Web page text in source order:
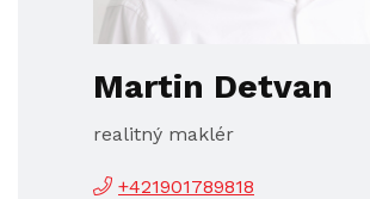
Martin Detvan
realitný maklér
+421901789818